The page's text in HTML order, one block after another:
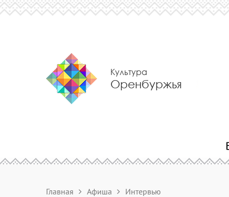
Культура
Оренбуржья
Главная Афиша Интервью